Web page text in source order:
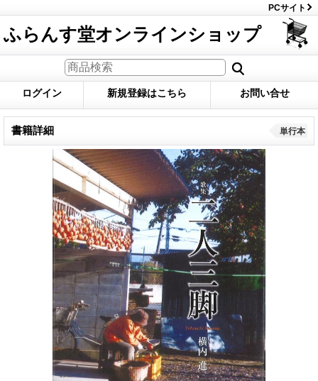
PCサイト
ふらんす堂オンラインショップ
ログイン 新規登録はこちら お問い合せ
書籍詳細 単行本